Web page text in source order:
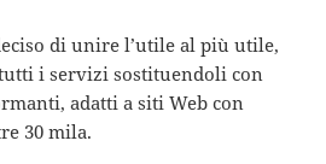
di unire l’utile al più utile,
i servizi sostituendoli con
adatti a siti Web con
30 mila.